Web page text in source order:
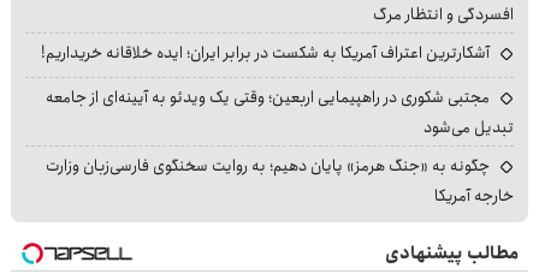
افسردگی و انتظار مرگ
آشکارترین اعتراف آمریکا به شکست در برابر ایران؛ ایده خلاقانه خریداریم!
مجتبی شکوری در راهپیمایی اربعین؛ وقتی یک ویدئو به آیینه‌ای از جامعه
تبدیل می‌شود
چگونه به «جنگ هرمز» پایان دهیم؛ به روایت سخنگوی فارسی‌زبان وزارت
خارجه آمریکا
مطالب پیشنهادی